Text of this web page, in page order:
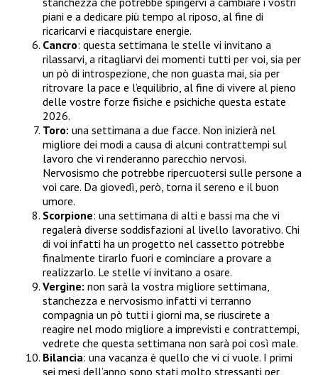
piani e a dedicare più tempo al riposo, al fine di
ricaricarvi e riacquistare energie.
Cancro: questa settimana le stelle vi invitano a
rilassarvi, a ritagliarvi dei momenti tutti per voi, sia per
un pò di introspezione, che non guasta mai, sia per
ritrovare la pace e l’equilibrio, al fine di vivere al pieno
delle vostre forze fisiche e psichiche questa estate
2026.
Toro: una settimana a due facce. Non inizierà nel
migliore dei modi a causa di alcuni contrattempi sul
lavoro che vi renderanno parecchio nervosi.
Nervosismo che potrebbe ripercuotersi sulle persone a
voi care. Da giovedì, però, torna il sereno e il buon
umore.
Scorpione: una settimana di alti e bassi ma che vi
regalerà diverse soddisfazioni al livello lavorativo. Chi
di voi infatti ha un progetto nel cassetto potrebbe
finalmente tirarlo fuori e cominciare a provare a
realizzarlo. Le stelle vi invitano a osare.
Vergine: non sarà la vostra migliore settimana,
stanchezza e nervosismo infatti vi terranno
compagnia un pò tutti i giorni ma, se riuscirete a
reagire nel modo migliore a imprevisti e contrattempi,
vedrete che questa settimana non sarà poi così male.
Bilancia: una vacanza è quello che vi ci vuole. I primi
sei mesi dell’anno sono stati molto stressanti per